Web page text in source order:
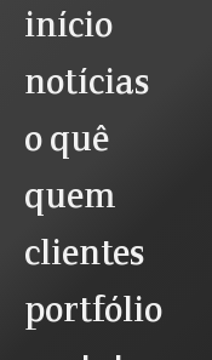
início
notícias
o quê
quem
clientes
portfólio